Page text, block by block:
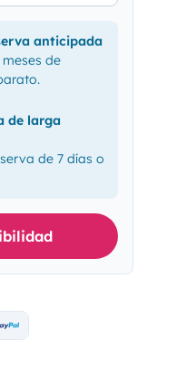
anticipada
de
de larga
de 7 días o